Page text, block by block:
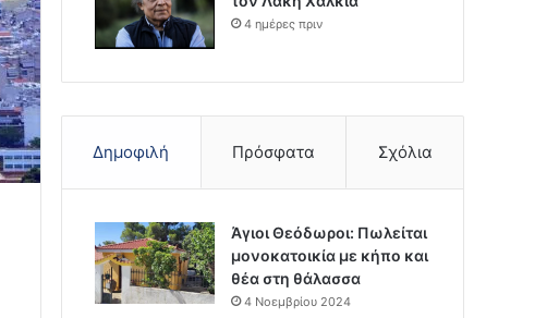
4 ημέρες πριν
Δημοφιλή Πρόσφατα Σχόλια
Άγιοι Θεόδωροι: Πωλείται
μονοκατοικία με κήπο και
θέα στη θάλασσα
4 Νοεμβρίου 2024